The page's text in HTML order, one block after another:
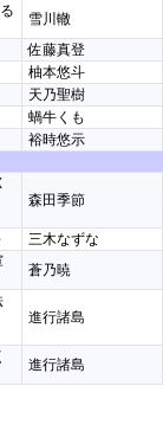
雪川轍
佐藤真登
柚本悠斗
天乃聖樹
蝸牛くも
裕時悠示
森田季節
三木なずな
蒼乃暁
進行諸島
進行諸島